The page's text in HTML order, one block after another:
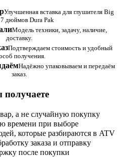
Улучшенная вставка для глушителя Big
дюймов Dura Pak
Модель техники, задачу, наличие,
доставку.
Подтверждаем стоимость и удобный
получения.
Надёжно упаковываем и передаём
заказ.
а не случайную покупку
времени при выборе
которые разбираются в ATV
заказа и отправку
после покупки